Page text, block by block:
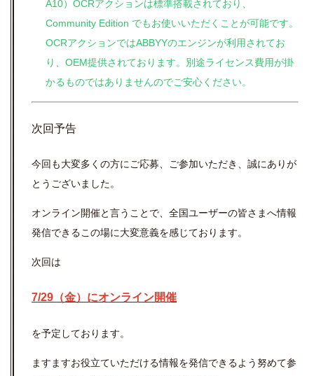
A10）OCRアクションは標準搭載されており、
Community Edition でもお使いいただくことが可能です。
OCRアクションではABBYYのエンジンが利用されてお
り、OEM提供されております。別途ライセンス費用が掛
かるものではありませんのでご安心ください。
次回予告
今回も大変多くの方にご応募、ご参加いただき、誠にありが
とうございました。
オンライン開催と言うことで、全国ユーザーの皆さまへ情報
発信できるこの場に大変意義を感じております。
次回は
7/29（金）にオンライン開催
を予定しております。
ますますお役立ていただける情報を発信できるよう努めて参